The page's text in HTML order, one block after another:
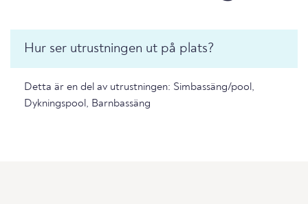
Hur ser utrustningen ut på plats?
Detta är en del av utrustningen: Simbassäng/pool,
Dykningspool, Barnbassäng